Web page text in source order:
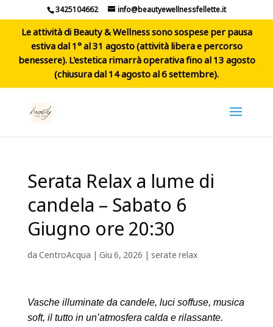
3425104662 info@beautyewellnessfellette.it
Le attività di Beauty & Wellness sono sospese per pausa
estiva dal 1° al 31 agosto (attività libera e percorso
benessere). L'estetica rimarrà operativa fino al 13 agosto
(chiusura dal 14 agosto al 6 settembre).
Serata Relax a lume di
candela – Sabato 6
Giugno ore 20:30
daCentroAcqua | Giu 6, 2026 | serate relax
Vasche illuminate da candele, luci soffuse, musica
soft, il tutto in un’atmosfera calda e rilassante.